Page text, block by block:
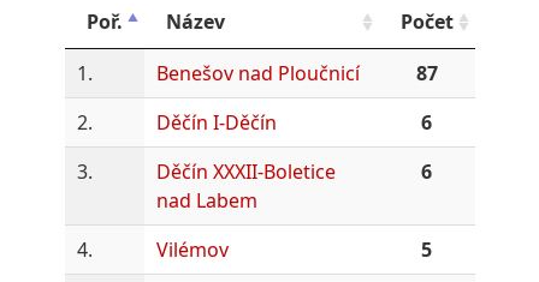
Poř.
Název
Počet
1.
Benešov nad Ploučnicí
87
2.
Děčín I-Děčín
6
3.
Děčín XXXII-Boletice
nad Labem
6
4. Vilémov
5